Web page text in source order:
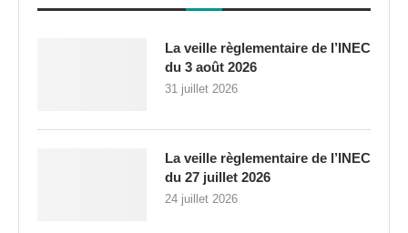
La veille règlementaire de l’INEC
du 3 août 2026
31 juillet 2026
La veille règlementaire de l’INEC
du 27 juillet 2026
24 juillet 2026